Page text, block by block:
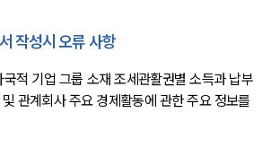
작성시 오류 사항
적 기업 그룹 소재 조세관활권별 소득과 납부
관계회사 주요 경제활동에 관한 주요 정보를